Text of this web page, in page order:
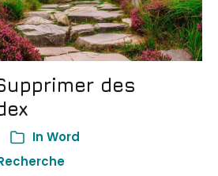
des
In Word